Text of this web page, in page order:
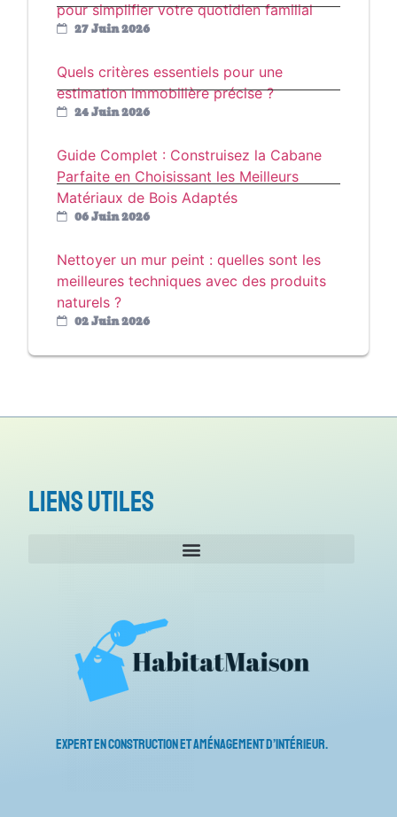
pour simplifier votre quotidien familial
27 Juin 2026
Quels critères essentiels pour une
estimation immobilière précise ?
24 Juin 2026
Guide Complet : Construisez la Cabane
Parfaite en Choisissant les Meilleurs
Matériaux de Bois Adaptés
06 Juin 2026
Nettoyer un mur peint : quelles sont les
meilleures techniques avec des produits
naturels ?
02 Juin 2026
Liens utiles
Expert en construction et aménagement d’intérieur.